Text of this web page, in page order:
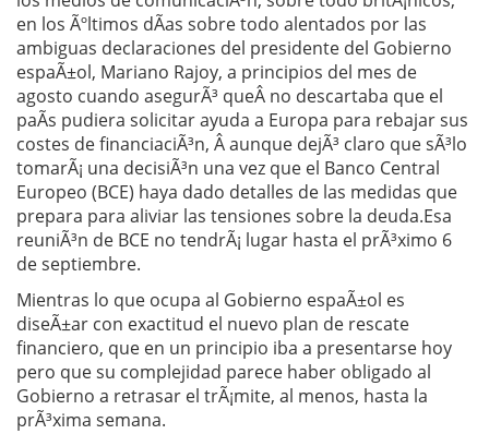
en los Ãºltimos dÃ­as sobre todo alentados por las
ambiguas declaraciones del presidente del Gobierno
espaÃ±ol, Mariano Rajoy, a principios del mes de
agosto cuando asegurÃ³ queÂ no descartaba que el
paÃ­s pudiera solicitar ayuda a Europa para rebajar sus
costes de financiaciÃ³n, Â aunque dejÃ³ claro que sÃ³lo
tomarÃ¡ una decisiÃ³n una vez que el Banco Central
Europeo (BCE) haya dado detalles de las medidas que
prepara para aliviar las tensiones sobre la deuda.Esa
reuniÃ³n de BCE no tendrÃ¡ lugar hasta el prÃ³ximo 6
de septiembre.
Mientras lo que ocupa al Gobierno espaÃ±ol es
diseÃ±ar con exactitud el nuevo plan de rescate
financiero, que en un principio iba a presentarse hoy
pero que su complejidad parece haber obligado al
Gobierno a retrasar el trÃ¡mite, al menos, hasta la
prÃ³xima semana.